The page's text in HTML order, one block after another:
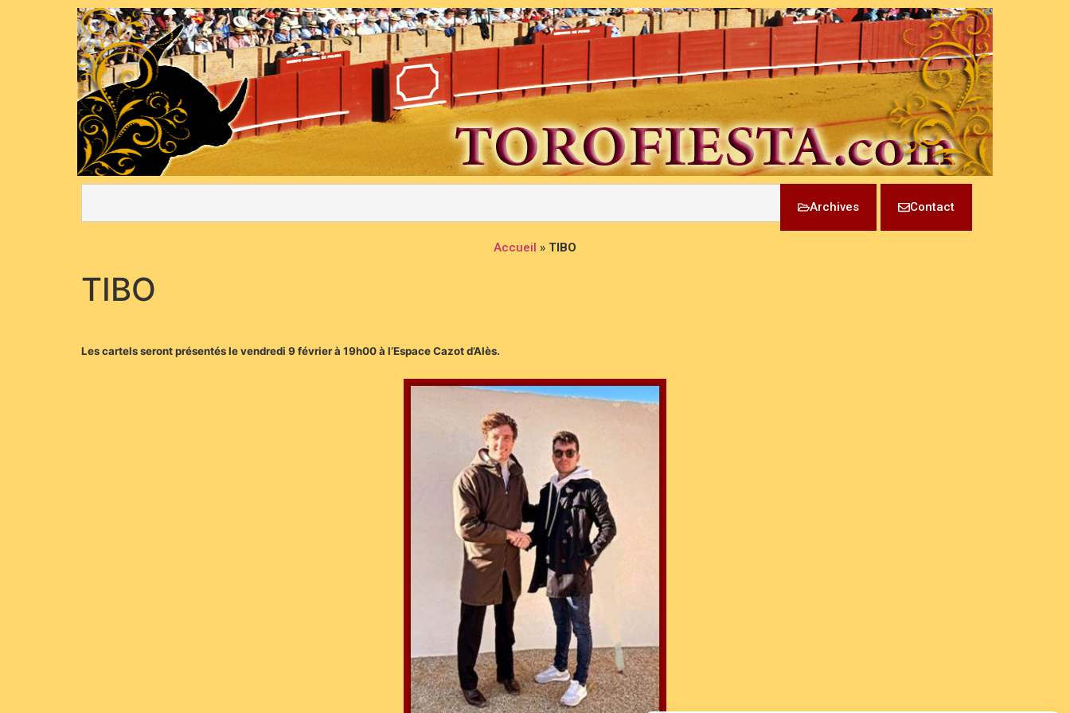
Archives Contact
Accueil » TIBO
TIBO
Les cartels seront présentés le vendredi 9 février à 19h00 à l’Espace Cazot d’Alès.